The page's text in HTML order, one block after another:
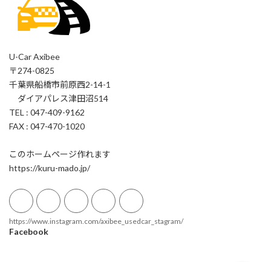
U-Car Axibee
〒274-0825
千葉県船橋市前原西2-14-1
ダイアパレス津田沼514
TEL : 047-409-9162
FAX : 047-470-1020
このホームページ作れます
https://kuru-mado.jp/
https://www.instagram.com/axibee_usedcar_stagram/
Facebook